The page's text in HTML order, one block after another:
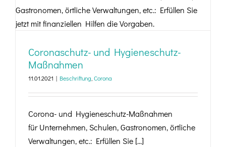
Coronaschutz- und Hygieneschutz-
Maßnahmen
Coronaschutz- und Hygieneschutz-
Maßnahmen
11.01.2021 | Beschriftung,Corona
Corona- und Hygieneschutz-Maßnahmen
für Unternehmen, Schulen, Gastronomen, örtliche
Verwaltungen, etc.: Erfüllen Sie [...]